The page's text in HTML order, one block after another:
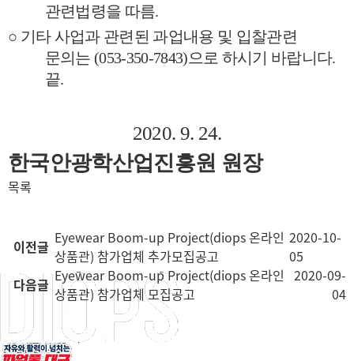
관련법령을 따름.
○ 기타 사업과 관련된 과업내용 및 입찰관련
문의는 (053-350-7843)으로 하시기 바랍니다.
끝.
2020. 9. 24.
한국안광학산업진흥원 원장
목록
이전글 Eyewear Boom-up Project(diops 온라인
상품관) 참가업체 추가모집공고
2020-10-
05
다음글 Eyewear Boom-up Project(diops 온라인
상품관) 참가업체 모집공고
2020-09-
04